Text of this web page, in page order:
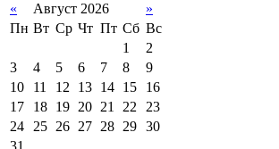
« Август 2026
»
Пн Вт Ср Чт Пт Сб Вс
1
2
3
4 5 6 7 8
9
10
11 12 13 14 15
16
17
18 19 20 21 22 23
24 25 26 27 28 29 30